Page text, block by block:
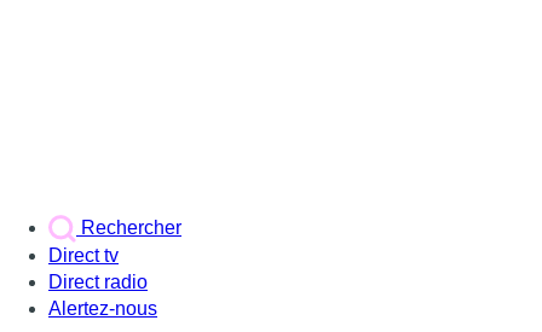
Rechercher
Direct tv
Direct radio
Alertez-nous